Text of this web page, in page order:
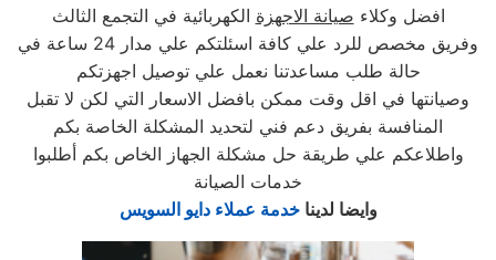
افضل وكلاء صيانة الاجهزة الكهربائية في التجمع الثالث
وفريق مخصص للرد علي كافة اسئلتكم علي مدار 24 ساعة في
حالة طلب مساعدتنا نعمل علي توصيل اجهزتكم
وصيانتها في اقل وقت ممكن بافضل الاسعار التي لكن لا تقبل
المنافسة بفريق دعم فني لتحديد المشكلة الخاصة بكم
واطلاعكم علي طريقة حل مشكلة الجهاز الخاص بكم أطلبوا
خدمات الصيانة
وايضا لديناخدمة عملاء دايو السويس